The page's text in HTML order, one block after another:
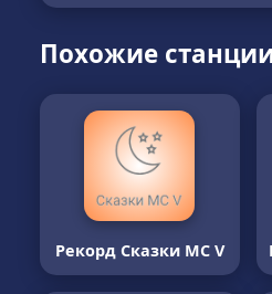
Похожие
Рекорд Сказки MC V